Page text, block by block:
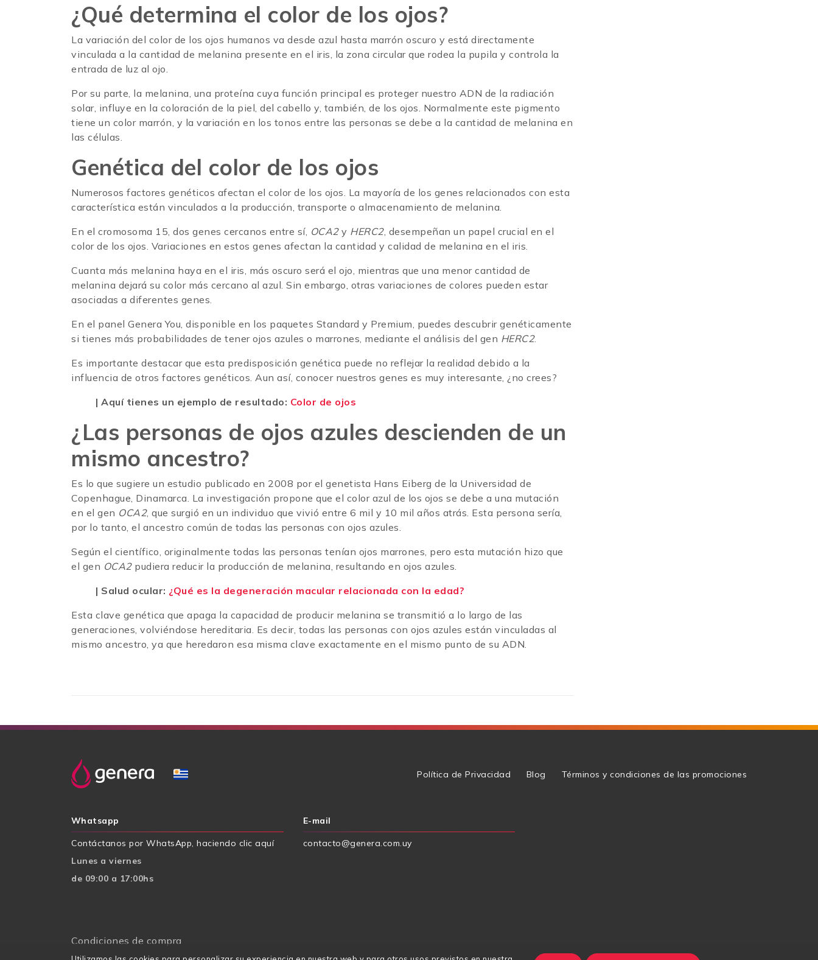
¿Qué determina el color de los ojos?
La variación del color de los ojos humanos va desde azul hasta marrón oscuro y está directamente
vinculada a la cantidad de melanina presente en el iris, la zona circular que rodea la pupila y controla la
entrada de luz al ojo.
Por su parte, la melanina, una proteína cuya función principal es proteger nuestro ADN de la radiación
solar, influye en la coloración de la piel, del cabello y, también, de los ojos. Normalmente este pigmento
tiene un color marrón, y la variación en los tonos entre las personas se debe a la cantidad de melanina en
las células.
Genética del color de los ojos
Numerosos factores genéticos afectan el color de los ojos. La mayoría de los genes relacionados con esta
característica están vinculados a la producción, transporte o almacenamiento de melanina.
En el cromosoma 15, dos genes cercanos entre sí, OCA2 y HERC2, desempeñan un papel crucial en el
color de los ojos. Variaciones en estos genes afectan la cantidad y calidad de melanina en el iris.
Cuanta más melanina haya en el iris, más oscuro será el ojo, mientras que una menor cantidad de
melanina dejará su color más cercano al azul. Sin embargo, otras variaciones de colores pueden estar
asociadas a diferentes genes.
En el panel Genera You, disponible en los paquetes Standard y Premium, puedes descubrir genéticamente
si tienes más probabilidades de tener ojos azules o marrones, mediante el análisis del gen HERC2.
Es importante destacar que esta predisposición genética puede no reflejar la realidad debido a la
influencia de otros factores genéticos. Aun así, conocer nuestros genes es muy interesante, ¿no crees?
| Aquí tienes un ejemplo de resultado: Color de ojos
¿Las personas de ojos azules descienden de un
mismo ancestro?
Es lo que sugiere un estudio publicado en 2008 por el genetista Hans Eiberg de la Universidad de
Copenhague, Dinamarca. La investigación propone que el color azul de los ojos se debe a una mutación
en el gen OCA2, que surgió en un individuo que vivió entre 6 mil y 10 mil años atrás. Esta persona sería,
por lo tanto, el ancestro común de todas las personas con ojos azules.
Según el científico, originalmente todas las personas tenían ojos marrones, pero esta mutación hizo que
el gen OCA2 pudiera reducir la producción de melanina, resultando en ojos azules.
| Salud ocular: ¿Qué es la degeneración macular relacionada con la edad?
Esta clave genética que apaga la capacidad de producir melanina se transmitió a lo largo de las
generaciones, volviéndose hereditaria. Es decir, todas las personas con ojos azules están vinculadas al
mismo ancestro, ya que heredaron esa misma clave exactamente en el mismo punto de su ADN.
Política de Privacidad Blog Términos y condiciones de las promociones
Whatsapp
Contáctanos por WhatsApp, haciendo clic aquí
Lunes a viernes
de 09:00 a 17:00hs
E-mail
contacto@genera.com.uy
Condiciones de compra